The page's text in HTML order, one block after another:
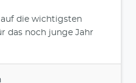
die wichtigsten
das noch junge Jahr